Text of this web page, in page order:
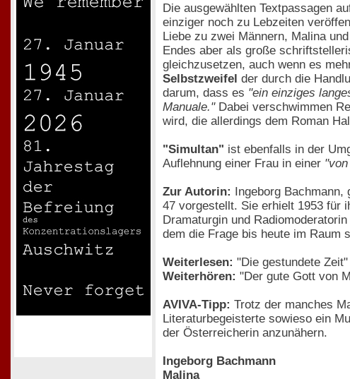
Die ausgewählten Textpassagen
einziger noch zu Lebzeiten
Liebe zu zwei Männern, Malina
Endes aber als große
gleichzusetzen, auch wenn es
Selbstzweifel der durch die
darum, dass es "ein einziges
Manuale."Dabei verschwimmen
wird, die allerdings dem Roman
"Simultan" ist ebenfalls in der
Auflehnung einer Frau in einer
Zur Autorin: Ingeborg Bachmann,
47 vorgestellt. Sie erhielt 1953 für
Dramaturgin und
dem die Frage bis heute im Raum
Weiterlesen: "Die gestundete
Weiterhören: "Der gute Gott von
AVIVA-Tipp: Trotz der manches
Literaturbegeisterte sowieso ein
der Österreicherin anzunähern.
Ingeborg Bachmann
Malina